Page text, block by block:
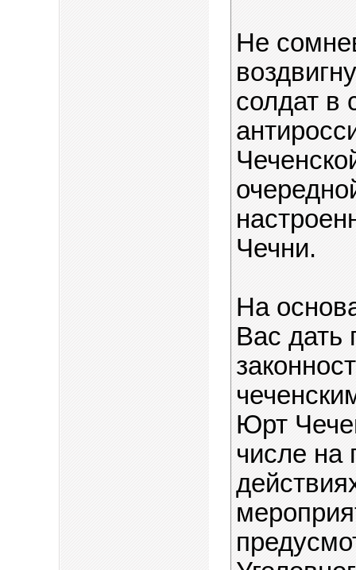
Не
солдат в
Чечни.
На
Вас дать
Юрт
числе на